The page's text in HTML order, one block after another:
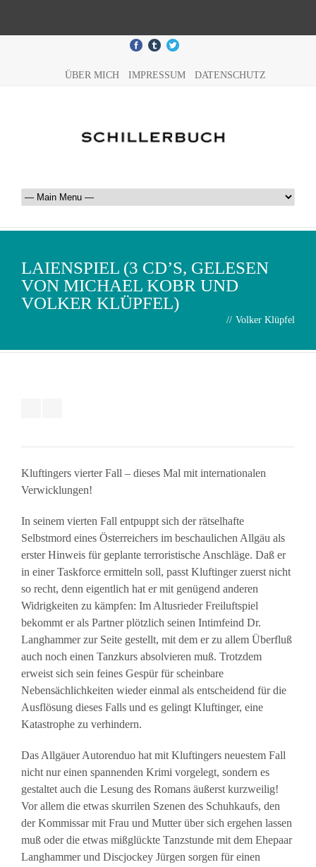
ÜBER MICH IMPRESSUM DATENSCHUTZ
LAIENSPIEL (3 CD’S, GELESEN
VON MICHAEL KOBR UND
VOLKER KLÜPFEL)
// Volker Klüpfel
Kluftingers vierter Fall – dieses Mal mit internationalen
Verwicklungen!
In seinem vierten Fall entpuppt sich der rätselhafte
Selbstmord eines Österreichers im beschaulichen Allgäu als
erster Hinweis für geplante terroristische Anschläge. Daß er
in einer Taskforce ermitteln soll, passt Kluftinger zuerst nicht
so recht, denn eigentlich hat er mit genügend anderen
Widrigkeiten zu kämpfen: Im Altusrieder Freiluftspiel
bekommt er als Partner plötzlich seinen Intimfeind Dr.
Langhammer zur Seite gestellt, mit dem er zu allem Überfluß
auch noch einen Tanzkurs absolvieren muß. Trotzdem
erweist sich sein feines Gespür für scheinbare
Nebensächlichkeiten wieder einmal als entscheidend für die
Ausflösung dieses Falls und es gelingt Kluftinger, eine
Katastrophe zu verhindern.
Das Allgäuer Autorenduo hat mit Kluftingers neuestem Fall
nicht nur einen spannenden Krimi vorgelegt, sondern es
gestaltet auch die Lesung des Romans äußerst kurzweilig!
Vor allem die etwas skurrilen Szenen des Schuhkaufs, den
der Kommissar mit Frau und Mutter über sich ergehen lassen
muß oder die etwas mißglückte Tanzstunde mit dem Ehepaar
Langhammer und Discjockey Jürgen sorgen für einen